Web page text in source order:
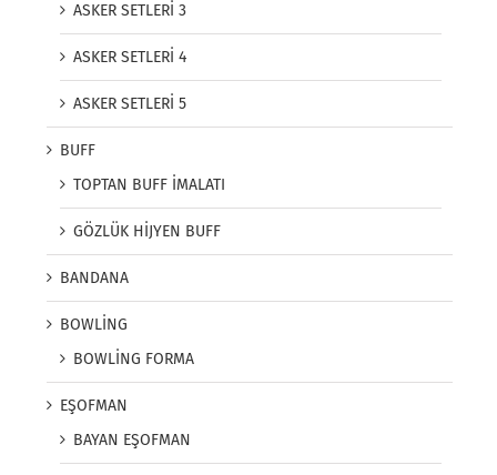
ASKER SETLERİ 3
ASKER SETLERİ 4
ASKER SETLERİ 5
BUFF
TOPTAN BUFF İMALATI
GÖZLÜK HİJYEN BUFF
BANDANA
BOWLİNG
BOWLİNG FORMA
EŞOFMAN
BAYAN EŞOFMAN